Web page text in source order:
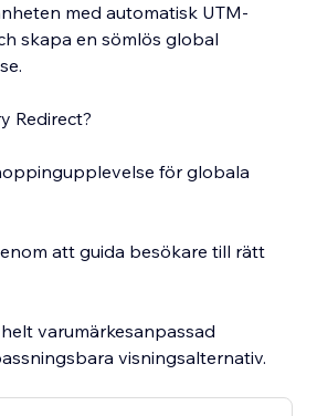
med automatisk UTM-
skapa en sömlös global
Redirect?
för globala
att guida besökare till rätt
varumärkesanpassad
visningsalternativ.